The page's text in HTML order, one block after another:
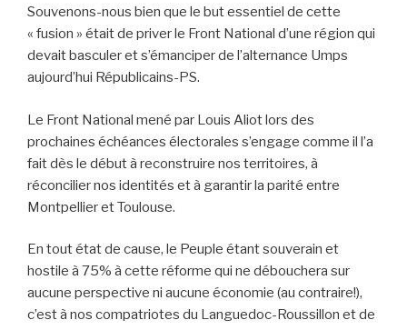
Souvenons-nous bien que le but essentiel de cette
« fusion » était de priver le Front National d’une région qui
devait basculer et s’émanciper de l’alternance Umps
aujourd’hui Républicains-PS.
Le Front National mené par Louis Aliot lors des
prochaines échéances électorales s’engage comme il l’a
fait dès le début à reconstruire nos territoires, à
réconcilier nos identités et à garantir la parité entre
Montpellier et Toulouse.
En tout état de cause, le Peuple étant souverain et
hostile à 75% à cette réforme qui ne débouchera sur
aucune perspective ni aucune économie (au contraire!),
c’est à nos compatriotes du Languedoc-Roussillon et de